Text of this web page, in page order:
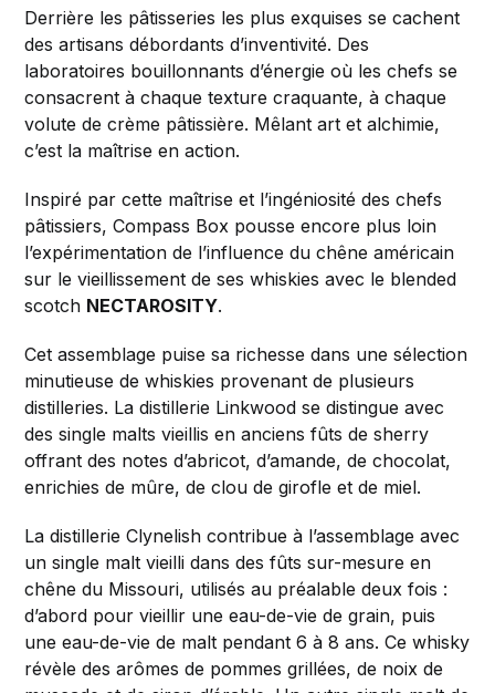
Derrière les pâtisseries les plus exquises se cachent
des artisans débordants d’inventivité. Des
laboratoires bouillonnants d’énergie où les chefs se
consacrent à chaque texture craquante, à chaque
volute de crème pâtissière. Mêlant art et alchimie,
c’est la maîtrise en action.
Inspiré par cette maîtrise et l’ingéniosité des chefs
pâtissiers, Compass Box pousse encore plus loin
l’expérimentation de l’influence du chêne américain
sur le vieillissement de ses whiskies avec le blended
scotch NECTAROSITY.
Cet assemblage puise sa richesse dans une sélection
minutieuse de whiskies provenant de plusieurs
distilleries. La distillerie Linkwood se distingue avec
des single malts vieillis en anciens fûts de sherry
offrant des notes d’abricot, d’amande, de chocolat,
enrichies de mûre, de clou de girofle et de miel.
La distillerie Clynelish contribue à l’assemblage avec
un single malt vieilli dans des fûts sur-mesure en
chêne du Missouri, utilisés au préalable deux fois :
d’abord pour vieillir une eau-de-vie de grain, puis
une eau-de-vie de malt pendant 6 à 8 ans. Ce whisky
révèle des arômes de pommes grillées, de noix de